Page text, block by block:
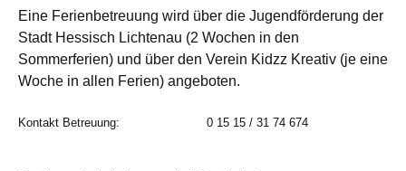
Eine Ferienbetreuung wird über die Jugendförderung der
Stadt Hessisch Lichtenau (2 Wochen in den
Sommerferien) und über den Verein Kidzz Kreativ (je eine
Woche in allen Ferien) angeboten.
Kontakt Betreuung: 0 15 15 / 31 74 674